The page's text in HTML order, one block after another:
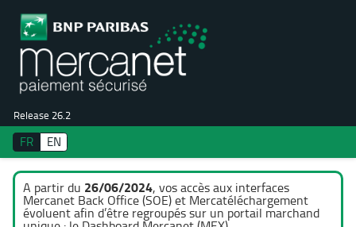
Release 26.2
FR EN
A partir du 26/06/2024, vos accès aux interfaces
Mercanet Back Office (SOE) et Mercatéléchargement
évoluent afin d’être regroupés sur un portail marchand